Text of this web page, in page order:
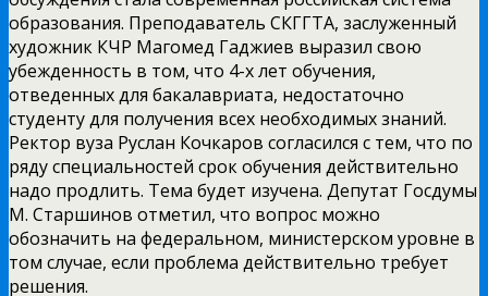
образования. Преподаватель СКГГТА, заслуженный
художник КЧР Магомед Гаджиев выразил свою
убежденность в том, что 4-х лет обучения,
отведенных для бакалавриата, недостаточно
студенту для получения всех необходимых знаний.
Ректор вуза Руслан Кочкаров согласился с тем, что по
ряду специальностей срок обучения действительно
надо продлить. Тема будет изучена. Депутат Госдумы
М. Старшинов отметил, что вопрос можно
обозначить на федеральном, министерском уровне в
том случае, если проблема действительно требует
решения.